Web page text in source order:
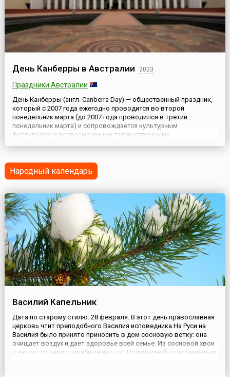
День Канберры в Австралии 2023
Праздники Австралии
День Канберры (англ. Canberra Day) — общественный праздник,
который с 2007 года ежегодно проводится во второй
понедельник марта (до 2007 года проводился в третий
понедельник марта) и сопровождается культурным
фестивалем и всевозможными торжественными
когда столица страны получила свое имя. Для Австралийской
столичной территории, АСТ (англ. Au...
Народный календарь
Василий Капельник
Дата по старому стилю: 28 февраля. В этот день православная
церковь чтит преподобного Василия исповедника.На Руси на
Василия было принято приносить в дом сосновую ветку: она
очищает воздух и дает здоровье всей семье. Из сосновой хвои
и веток готовили целебные настои. Популярен был витаминный